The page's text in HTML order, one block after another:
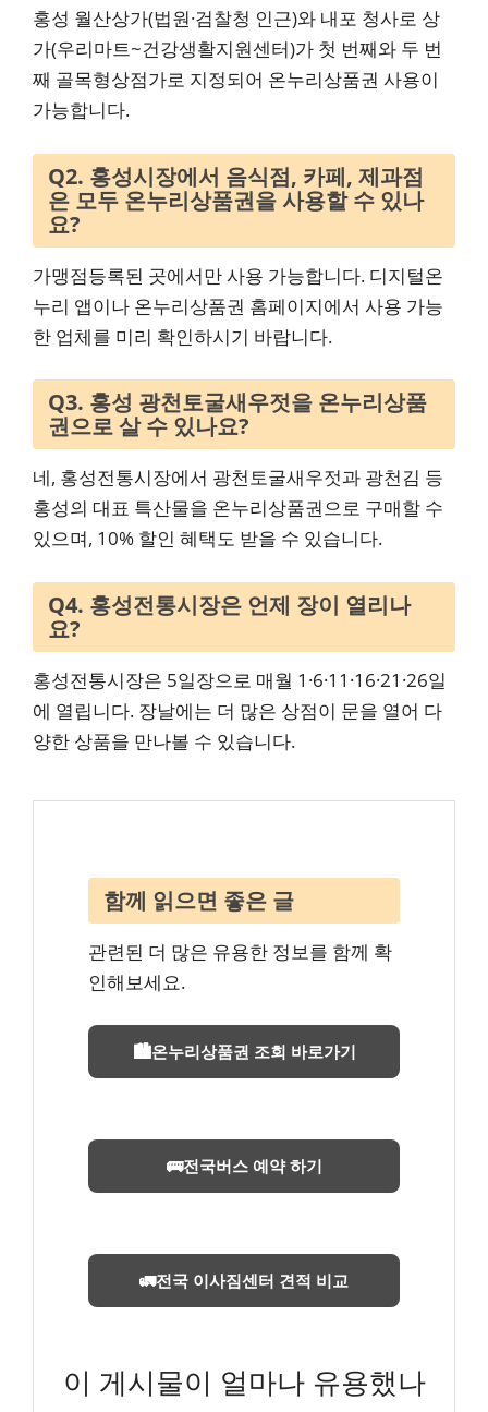
홍성 월산상가(법원·검찰청 인근)와 내포 청사로 상
가(우리마트~건강생활지원센터)가 첫 번째와 두 번
째 골목형상점가로 지정되어 온누리상품권 사용이
가능합니다.
Q2. 홍성시장에서 음식점, 카페, 제과점
은 모두 온누리상품권을 사용할 수 있나
요?
가맹점등록된 곳에서만 사용 가능합니다. 디지털온
누리 앱이나 온누리상품권 홈페이지에서 사용 가능
한 업체를 미리 확인하시기 바랍니다.
Q3. 홍성 광천토굴새우젓을 온누리상품
권으로 살 수 있나요?
네, 홍성전통시장에서 광천토굴새우젓과 광천김 등
홍성의 대표 특산물을 온누리상품권으로 구매할 수
있으며, 10% 할인 혜택도 받을 수 있습니다.
Q4. 홍성전통시장은 언제 장이 열리나
요?
홍성전통시장은 5일장으로 매월 1·6·11·16·21·26일
에 열립니다. 장날에는 더 많은 상점이 문을 열어 다
양한 상품을 만나볼 수 있습니다.
함께 읽으면 좋은 글
관련된 더 많은 유용한 정보를 함께 확
인해보세요.
🏙️온누리상품권 조회 바로가기
🚌전국버스 예약 하기
🚛전국 이사짐센터 견적 비교
이 게시물이 얼마나 유용했나